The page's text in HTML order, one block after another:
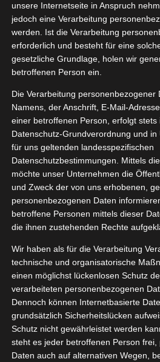
Gehe zu ...
07, 2022
Natur &
Test
Vegan
LUVE Natur & Barista
Juli 21, 2022 | Frühstück,
Vegetarisch
unsere Internetseite in Anspruch
jedoch eine Verarbeitung
werden. Ist die Verarbeitung
erforderlich und besteht für eine
gesetzliche Grundlage, holen wir
betroffenen Person ein.
Die Verarbeitung personenbezogener
Namens, der Anschrift, E-Mail-
einer betroffenen Person, erfolgt stets
Datenschutz-Grundverordnung und
für uns geltenden landesspezifischen
Datenschutzbestimmungen. Mittels
möchte unser Unternehmen die
und Zweck der von uns erhobenen,
personenbezogenen Daten
betroffene Personen mittels dieser
die ihnen zustehenden Rechte
Wir haben als für die Verarbeitung
technische und organisatorische
einen möglichst lückenlosen Schutz
verarbeiteten personenbezogenen
Dennoch können Internetbasierte
grundsätzlich Sicherheitslücken
Schutz nicht gewährleistet werden
steht es jeder betroffenen Person
Daten auch auf alternativen Wegen,